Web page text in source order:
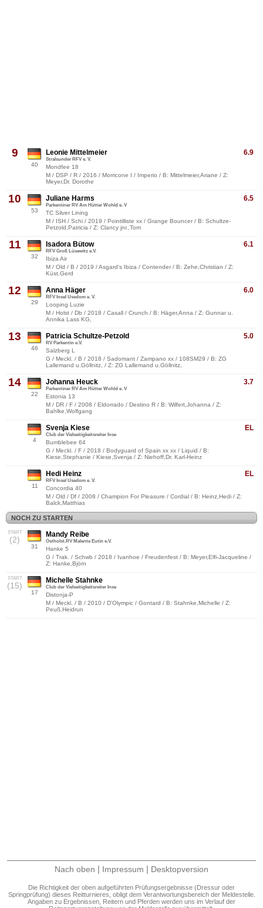
9
40
6.9
Leonie Mittelmeier
Stralsunder RFV e. V.
Mondfee 18
M / DSP / R / 2016 / Morricone I / Imperio / B: Mittelmeier,Ariane / Z:
Meyer,Dr. Dorothe
10
53
6.5
Juliane Harms
Parkentiner RV Am Hütter Wohld e. V
TC Silver Lining
M / ISH / Schi / 2019 / Pointilliste xx / Grange Bouncer / B: Schultze-
Petzold,Patricia / Z: Clancy jnr.,Tom
11
32
6.1
Isadora Bütow
RFV Groß Lüsewitz e.V.
Ibiza Air
M / Old / B / 2019 / Asgard's Ibiza / Contender / B: Zehe,Christian / Z:
Küst,Gerd
12
29
6.0
Anna Häger
RFV Insel Usedom e. V.
Looping Luzie
M / Holst / Db / 2018 / Casall / Crunch / B: Häger,Anna / Z: Gunnar u.
Annika Lass KG,
13
46
5.0
Patricia Schultze-Petzold
RV Parkentin e.V.
Salzberg L
G / Meckl. / B / 2018 / Sadomant / Zampano xx / 108SM29 / B: ZG
Lallemand u.Göllnitz, / Z: ZG Lallemand u.Göllnitz,
14
22
3.7
Johanna Heuck
Parkentiner RV Am Hütter Wohld e. V
Estonia 13
M / DR / F / 2008 / Eldorrado / Destino R / B: Wilfert,Johanna / Z:
Bahlke,Wolfgang
4
EL
Svenja Kiese
Club der Vielseitigkeitsreiter Inse
Bumblebee 64
G / Meckl. / F / 2018 / Bodyguard of Spain xx xx / Liquid / B:
Kiese,Stephanie / Kiese,Svenja / Z: Niehoff,Dr. Karl-Heinz
11
EL
Hedi Heinz
RFV Insel Usedom e. V.
Concordia 40
M / Old / Df / 2008 / Champion For Pleasure / Cordial / B: Heinz,Hedi / Z:
Balck,Matthias
NOCH ZU STARTEN
START
(2)
31
Mandy Reibe
Ostholst.RV Malente Eutin e.V.
Hanke 5
G / Trak. / Schwb / 2018 / Ivanhoe / Freudenfest / B: Meyer,Elfi-Jacqueline /
Z: Hanke,Björn
START
(15)
17
Michelle Stahnke
Club der Vielseitigkeitsreiter Inse
Distonja-P
M / Meckl. / B / 2010 / D'Olympic / Gontard / B: Stahnke,Michelle / Z:
Peuß,Heidrun
Nach oben | Impressum | Desktopversion
Die Richtigkeit der oben aufgeführten Prüfungsergebnisse (Dressur oder
Springprüfung) dieses Reitturnieres, obligt dem Verantwortungsbereich der Meldestelle.
Angaben zu Ergebnissen, Reitern und Pferden werden uns im Verlauf der